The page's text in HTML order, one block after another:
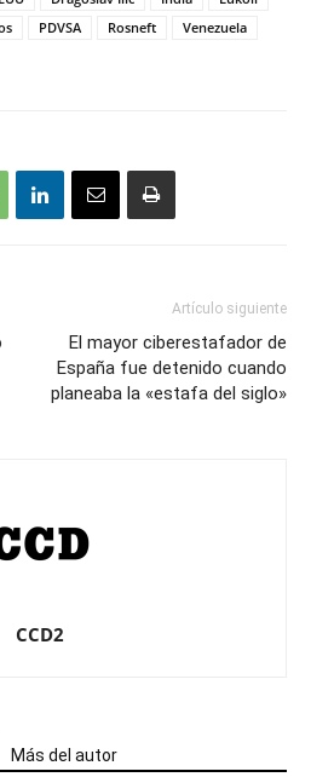
PDVSA Rosneft
Venezuela
Artículo siguiente
El mayor ciberestafador de
España fue detenido cuando
planeaba la «estafa del siglo»
CCD2
Más del autor